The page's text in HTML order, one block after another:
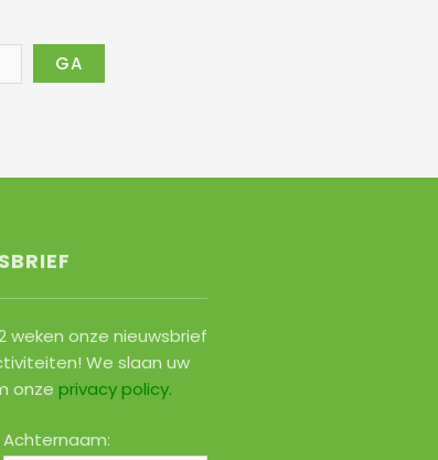
weken onze nieuwsbrief
We slaan uw
onze privacy policy.
Achternaam: